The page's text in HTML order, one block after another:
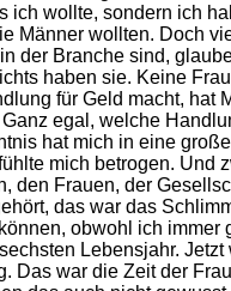
ich wollte, sondern ich
Männer wollten. Doch
der Branche sind,
haben sie. Keine
für Geld macht, hat
egal, welche
hat mich in eine
mich betrogen. Und
den Frauen, der
das war das
obwohl ich immer
Lebensjahr. Jetzt
Das war die Zeit der